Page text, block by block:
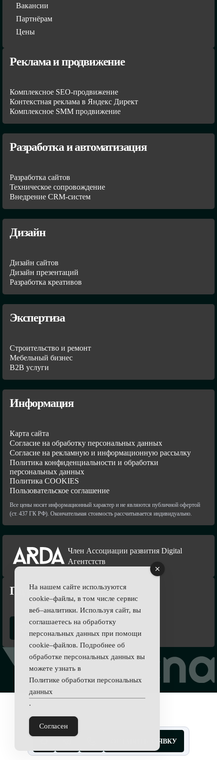
ОСТАВИТЬ ЗАЯВКУ
Вакансии
Партнёрам
Цены
Реклама и продвижение
Комплексное SEO-продвижение
Контекстная реклама в Яндекс Директ
Комплексное SMM продвижение
Разработка и автоматизация
Разработка сайтов
Техническое сопровождение
Внедрение CRM-систем
Дизайн
Дизайн сайтов
Дизайн презентаций
Разработка креативов
Экспертиза
Строительство и ремонт
Мебельный бизнес
В2В услуги
Информация
Карта сайта
Согласие на обработку персональных данных
Согласие на рекламную и информационную рассылку
Политика конфиденциальности и обработки
персональных данных
Политика COOKIES
Пользовательское соглашение
Все цены носят информационный характер и не являются публичной офертой
(ст. 437 ГК РФ). Окончательная стоимость рассчитывается индивидуально.
Член Ассоциации развития Digital
Агентстств
Подпишись
На нашем сайте используются
cookie–файлы, в том числе сервис
веб–аналитики. Используя сайт, вы
соглашаетесь на обработку
персональных данных при помощи
cookie–файлов. Подробнее об
обработке персональных данных вы
можете узнать в
Политике обработки персональных
данных
.
Согласен